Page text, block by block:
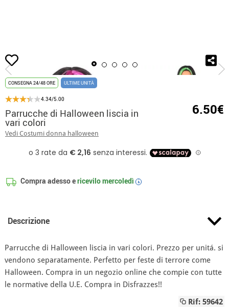
Inizio Parrucche di
CONSEGNA 24/48 ORE ULTIME UNITÀ
4.34/5.00
Parrucche di Halloween liscia in
vari colori
Vedi Costumi donna halloween
6.50€
Compra adesso ericevilomercoledì i
Descrizione
Parrucche di Halloween liscia in vari colori. Prezzo per unitá. si
vendono separatamente. Perfetto per feste di terrore come
Halloween. Compra in un negozio online che compie con tutte
le normative della U.E. Compra in Disfrazzes!!
Rif: 59642